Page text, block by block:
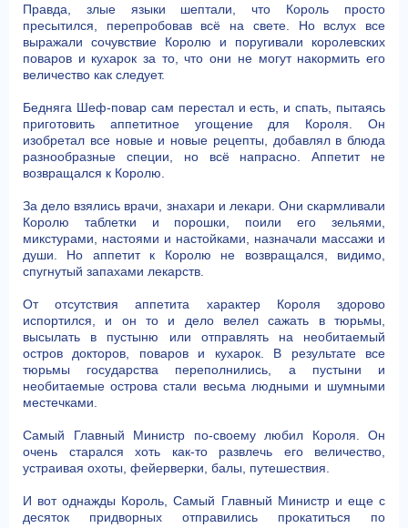
Правда, злые языки шептали, что Король просто
пресытился, перепробовав всё на свете. Но вслух все
выражали сочувствие Королю и поругивали королевских
поваров и кухарок за то, что они не могут накормить его
величество как следует.
Бедняга Шеф-повар сам перестал и есть, и спать, пытаясь
приготовить аппетитное угощение для Короля. Он
изобретал все новые и новые рецепты, добавлял в блюда
разнообразные специи, но всё напрасно. Аппетит не
возвращался к Королю.
За дело взялись врачи, знахари и лекари. Они скармливали
Королю таблетки и порошки, поили его зельями,
микстурами, настоями и настойками, назначали массажи и
души. Но аппетит к Королю не возвращался, видимо,
спугнутый запахами лекарств.
От отсутствия аппетита характер Короля здорово
испортился, и он то и дело велел сажать в тюрьмы,
высылать в пустыню или отправлять на необитаемый
остров докторов, поваров и кухарок. В результате все
тюрьмы государства переполнились, а пустыни и
необитаемые острова стали весьма людными и шумными
местечками.
Самый Главный Министр по-своему любил Короля. Он
очень старался хоть как-то развлечь его величество,
устраивая охоты, фейерверки, балы, путешествия.
И вот однажды Король, Самый Главный Министр и еще с
десяток придворных отправились прокатиться по